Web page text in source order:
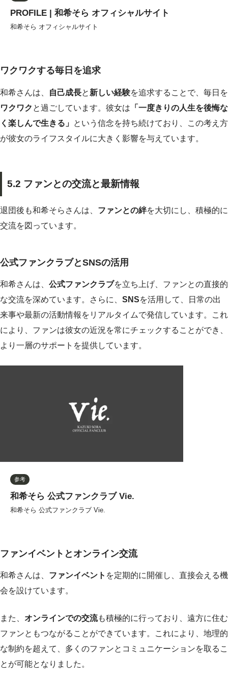
PROFILE | 和希そら オフィシャルサイト
和希そら オフィシャルサイト
ワクワクする毎日を追求
和希さんは、 自己成長と 新しい経験を追求することで、毎日を
ワクワク と過ごしています。彼女は 「一度きりの人生を後悔な
く楽しんで生きる」 という信念を持ち続けており、この考え方
が彼女のライフスタイルに大きく影響を与えています。
5.2 ファンとの交流と最新情報
退団後も和希そらさんは、 ファンとの絆を大切にし、積極的に
交流を図っています。
公式ファンクラブとSNSの活用
和希さんは、 公式ファンクラブを立ち上げ、ファンとの直接的
な交流を深めています。さらに、 SNSを活用して、日常の出
来事や最新の活動情報をリアルタイムで発信しています。これ
により、ファンは彼女の近況を常にチェックすることができ、
より一層のサポートを提供しています。
参考
和希そら 公式ファンクラブ Vie.
和希そら 公式ファンクラブ Vie.
ファンイベントとオンライン交流
和希さんは、 ファンイベント を定期的に開催し、直接会える機
会を設けています。
また、 オンラインでの交流も積極的に行っており、遠方に住む
ファンともつながることができています。これにより、地理的
な制約を超えて、多くのファンとコミュニケーションを取るこ
とが可能となりました。